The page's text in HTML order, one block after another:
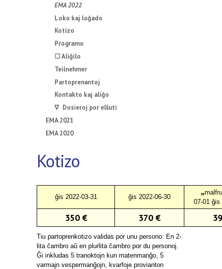
EMA 2022
Loko kaj loĝado
Kotizo
Programo
☐ Aliĝilo
Teilnehmer
Partoprenantoj
Kontakto kaj aliĝo
∇ Dosieroj por elŝuti
EMA 2021
EMA 2020
Kotizo
ĝis 2022-03-31 ĝis 2022-06-30
„
07-01 ĝis
350 € 370 €
Tiu partoprenkotizo validas por unu persono: En 2-
lita ĉambro aŭ en plurlita ĉambro por du personoj.
Ĝi inkludas 5 tranoktojn kun matenmanĝo , 5
varmajn vespermanĝojn, kvarfoje provianton